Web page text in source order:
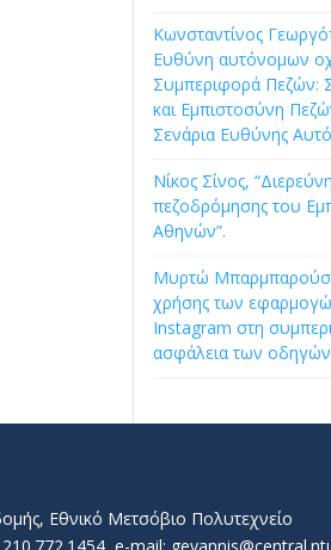
Κωνσταντίνος
Ευθύνη αυτόνομων
Συμπεριφορά Πεζών:
και Εμπιστοσύνη
Σενάρια Ευθύνης
Νίκος Σίνος,
πεζοδρόμησης του
Αθηνών”.
Μυρτώ
χρήσης των
Instagram στη
ασφάλεια των
Εθνικό Μετσόβιο Πολυτεχνείο